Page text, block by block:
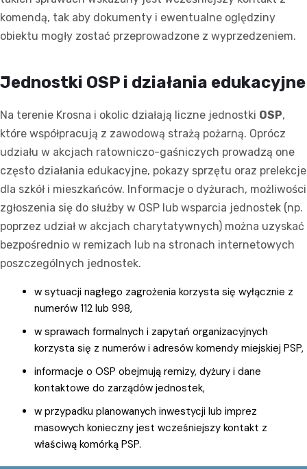
komendą, tak aby dokumenty i ewentualne oględziny
obiektu mogły zostać przeprowadzone z wyprzedzeniem.
Jednostki OSP i działania edukacyjne
Na terenie Krosna i okolic działają liczne jednostki OSP,
które współpracują z zawodową strażą pożarną. Oprócz
udziału w akcjach ratowniczo-gaśniczych prowadzą one
często działania edukacyjne, pokazy sprzętu oraz prelekcje
dla szkół i mieszkańców. Informacje o dyżurach, możliwości
zgłoszenia się do służby w OSP lub wsparcia jednostek (np.
poprzez udział w akcjach charytatywnych) można uzyskać
bezpośrednio w remizach lub na stronach internetowych
poszczególnych jednostek.
w sytuacji nagłego zagrożenia korzysta się wyłącznie z
numerów 112 lub 998,
w sprawach formalnych i zapytań organizacyjnych
korzysta się z numerów i adresów komendy miejskiej PSP,
informacje o OSP obejmują remizy, dyżury i dane
kontaktowe do zarządów jednostek,
w przypadku planowanych inwestycji lub imprez
masowych konieczny jest wcześniejszy kontakt z
właściwą komórką PSP.